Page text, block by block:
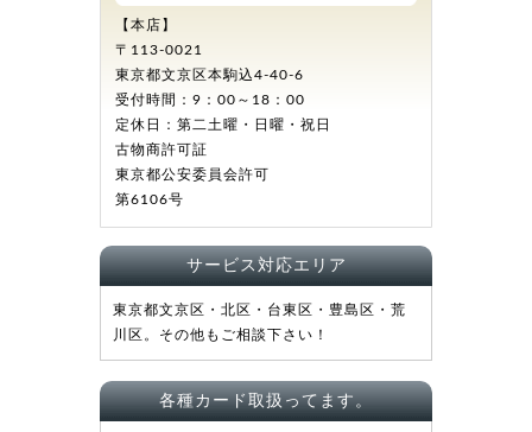
【本店】
〒113-0021
東京都文京区本駒込4-40-6
受付時間：9：00～18：00
定休日：第二土曜・日曜・祝日
古物商許可証
東京都公安委員会許可
第6106号
サービス対応エリア
東京都文京区・北区・台東区・豊島区・荒
川区。その他もご相談下さい！
各種カード取扱ってます。